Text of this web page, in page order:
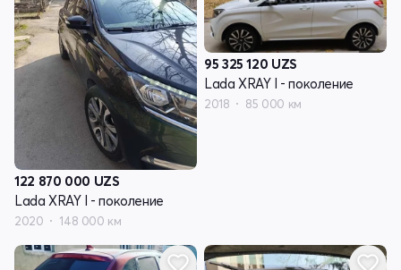
122 870 000 UZS
Lada XRAY I - поколение
2020 148 000 км
95 325 120 UZS
Lada XRAY I - поколение
2018 85 000 км